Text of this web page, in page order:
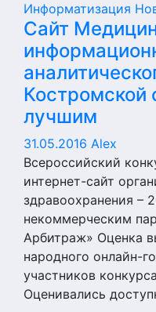
Информатизация
Сайт
Костромской
лучшим
31.05.2016 Alex
Всероссийский
интернет-сайт
здравоохранения –
некоммерческим
Арбитраж» Оценка
народного онлайн-
участников
Оценивались